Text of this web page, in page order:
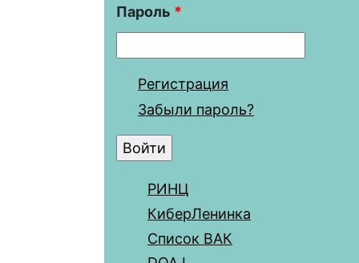
Пароль *
Регистрация
Забыли пароль?
РИНЦ
КиберЛенинка
Список ВАК